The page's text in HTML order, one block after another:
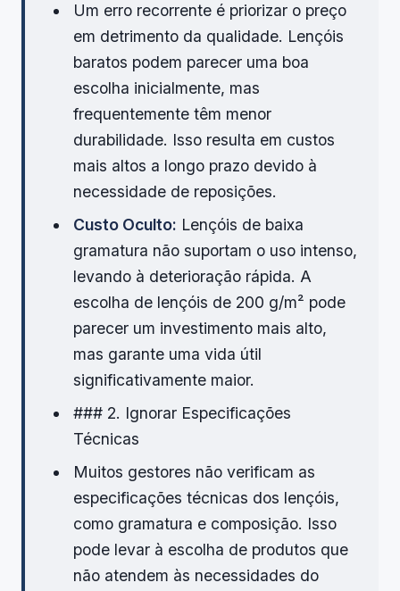
Um erro recorrente é priorizar o preço
em detrimento da qualidade. Lençóis
baratos podem parecer uma boa
escolha inicialmente, mas
frequentemente têm menor
durabilidade. Isso resulta em custos
mais altos a longo prazo devido à
necessidade de reposições.
Custo Oculto: Lençóis de baixa
gramatura não suportam o uso intenso,
levando à deterioração rápida. A
escolha de lençóis de 200 g/m² pode
parecer um investimento mais alto,
mas garante uma vida útil
significativamente maior.
### 2. Ignorar Especificações
Técnicas
Muitos gestores não verificam as
especificações técnicas dos lençóis,
como gramatura e composição. Isso
pode levar à escolha de produtos que
não atendem às necessidades do